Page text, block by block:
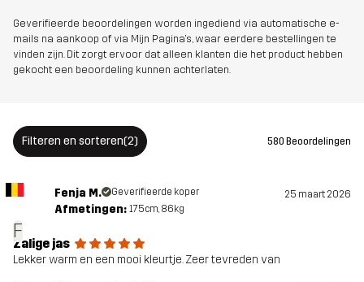
Bekijk de versiegeschiedenishier
Geverifieerde beoordelingen worden ingediend via automatische e-
mails na aankoop of via Mijn Pagina's, waar eerdere bestellingen te
vinden zijn. Dit zorgt ervoor dat alleen klanten die het product hebben
gekocht een beoordeling kunnen achterlaten.
Filteren en sorteren(2) 580 Beoordelingen
F
Fenja M. Geverifieerde koper 25 maart 2026
Afmetingen: 175cm, 86kg
Zalige jas
Lekker warm en een mooi kleurtje. Zeer tevreden van